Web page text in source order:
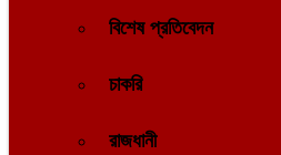
বিশেষ প্রতিবেদন
চাকরি
রাজধানী